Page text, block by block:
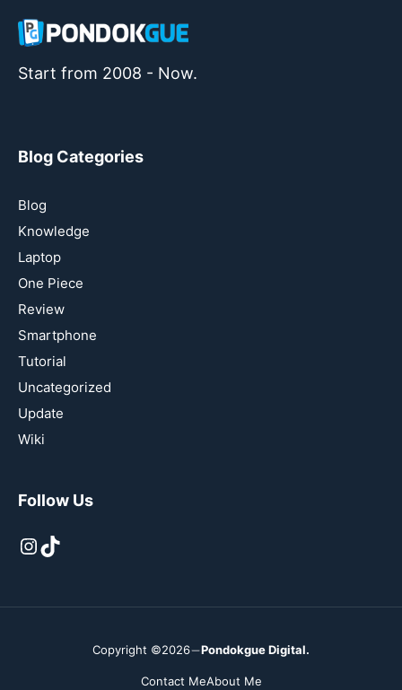
Start from 2008 - Now.
Blog Categories
Blog
Knowledge
Laptop
One Piece
Review
Smartphone
Tutorial
Uncategorized
Update
Wiki
Follow Us
Instagram
TikTok
Copyright ©2026 Pondokgue Digital.
Contact MeAbout Me